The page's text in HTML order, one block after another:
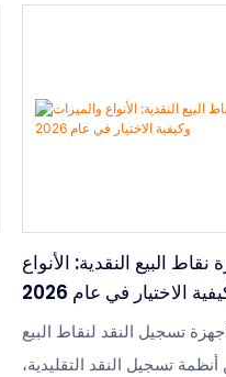
البيع النقدية: الأنواع
الاختيار في عام 2026
تسجيل النقد لنقاط البيع
بين أنظمة تسجيل النقد التقليدية،